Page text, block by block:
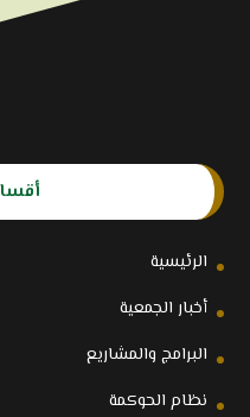
الرئيسية
أخبار الجمعية
البرامج والمشاريع
نظام الحوكمة